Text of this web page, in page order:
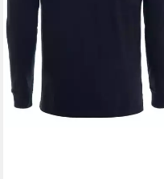
lieferbar - in 3-4 Werktagen bei dir